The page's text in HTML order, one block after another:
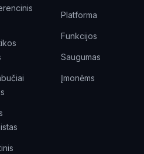
Platforma
Funkcijos
Saugumas
Įmonėms